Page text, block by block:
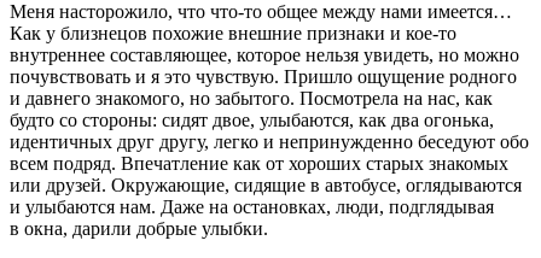
Меня насторожило, что что-то общее между нами имеется…
Как у близнецов похожие внешние признаки и кое-то
внутреннее составляющее, которое нельзя увидеть, но можно
почувствовать и я это чувствую. Пришло ощущение родного
и давнего знакомого, но забытого. Посмотрела на нас, как
будто со стороны: сидят двое, улыбаются, как два огонька,
идентичных друг другу, легко и непринужденно беседуют обо
всем подряд. Впечатление как от хороших старых знакомых
или друзей. Окружающие, сидящие в автобусе, оглядываются
и улыбаются нам. Даже на остановках, люди, подглядывая
в окна, дарили добрые улыбки.